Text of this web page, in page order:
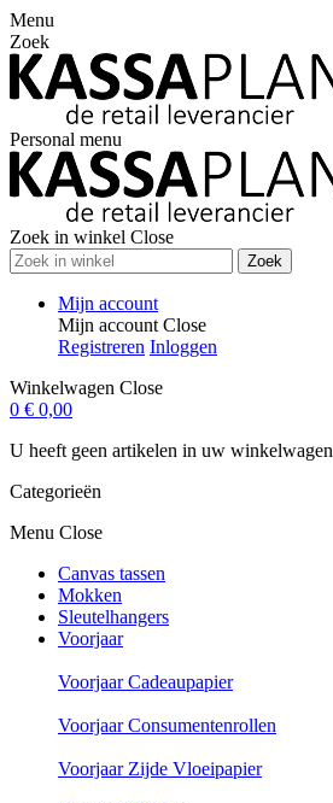
Menu
Zoek
Personal menu
Zoek in winkel Close
Zoek
Mijn account
Mijn account Close
Registreren Inloggen
Winkelwagen Close
0 € 0,00
U heeft geen artikelen in uw winkelwagen
Categorieën
Menu Close
Canvas tassen
Mokken
Sleutelhangers
Voorjaar
Voorjaar Cadeaupapier
Voorjaar Consumentenrollen
Voorjaar Zijde Vloeipapier